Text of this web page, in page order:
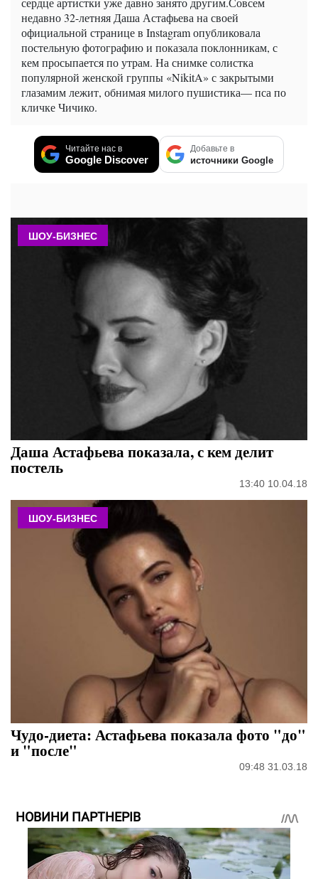
недавно 32-летняя Даша Астафьева на своей
официальной странице в Instagram опубликовала
постельную фотографию и показала поклонникам, с
кем просыпается по утрам. На снимке солистка
популярной женской группы «NikitA» с закрытыми
глазамим лежит, обнимая милого пушистика— пса по
кличке Чичико.
Читайте нас в
Google Discover
Добавьте в
источники Google
ШОУ-БИЗНЕС
Даша Астафьева показала, с кем делит
постель
13:40 10.04.18
ШОУ-БИЗНЕС
Чудо-диета: Астафьева показала фото "до"
и "после"
09:48 31.03.18
НОВИНИ ПАРТНЕРІВ